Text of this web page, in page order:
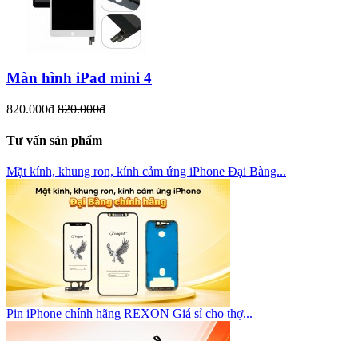
Màn hình iPad mini 4
820.000đ 820.000đ
Tư vấn sản phẩm
Mặt kính, khung ron, kính cảm ứng iPhone Đại Bàng...
Pin iPhone chính hãng REXON Giá sỉ cho thợ...